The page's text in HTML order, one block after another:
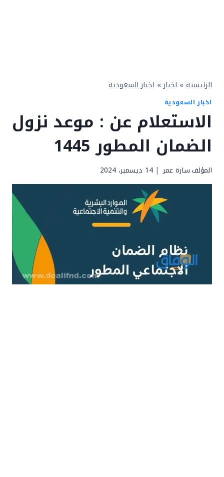
الرئيسية » اخبار » اخبار السعودية
اخبار السعودية
الاستعلام عن : موعد نزول
الضمان المطور 1445
المؤلفسارة عمر 14 ديسمبر، 2024